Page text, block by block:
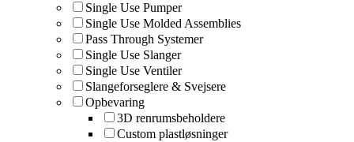
Single Use Pumper
Single Use Molded Assemblies
Pass Through Systemer
Single Use Slanger
Single Use Ventiler
Slangeforseglere & Svejsere
Opbevaring
3D renrumsbeholdere
Custom plastløsninger